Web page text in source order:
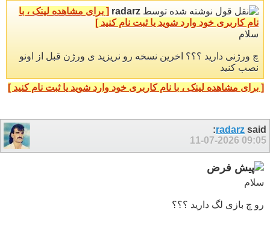
نوشته شده توسط radarz [ برای مشاهده لینک ، با
نام کاربری خود وارد شوید یا ثبت نام کنید ]
سلام
چ ورژنی دارید ؟؟؟ اخرین نسخه رو نریزید ی ورژن قبل از اونو
نصب کنید
[ برای مشاهده لینک ، با نام کاربری خود وارد شوید یا ثبت نام کنید ]
radarz said:
11-07-2026 09:05
سلام
رو چ بازی لگ دارید ؟؟؟